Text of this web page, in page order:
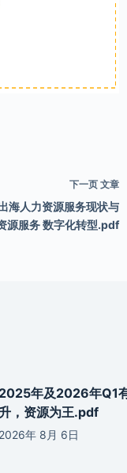
下一页 文章
海人力资源服务现状与
源服务 数字化转型.pdf
年及2026年Q1
，资源为王.pdf
年 8月 6日